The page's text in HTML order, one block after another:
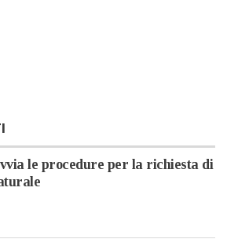
le procedure per la richiesta di